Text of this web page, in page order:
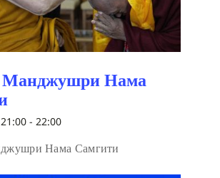
Манджушри Нама
21:00 - 22:00
Нама Самгити